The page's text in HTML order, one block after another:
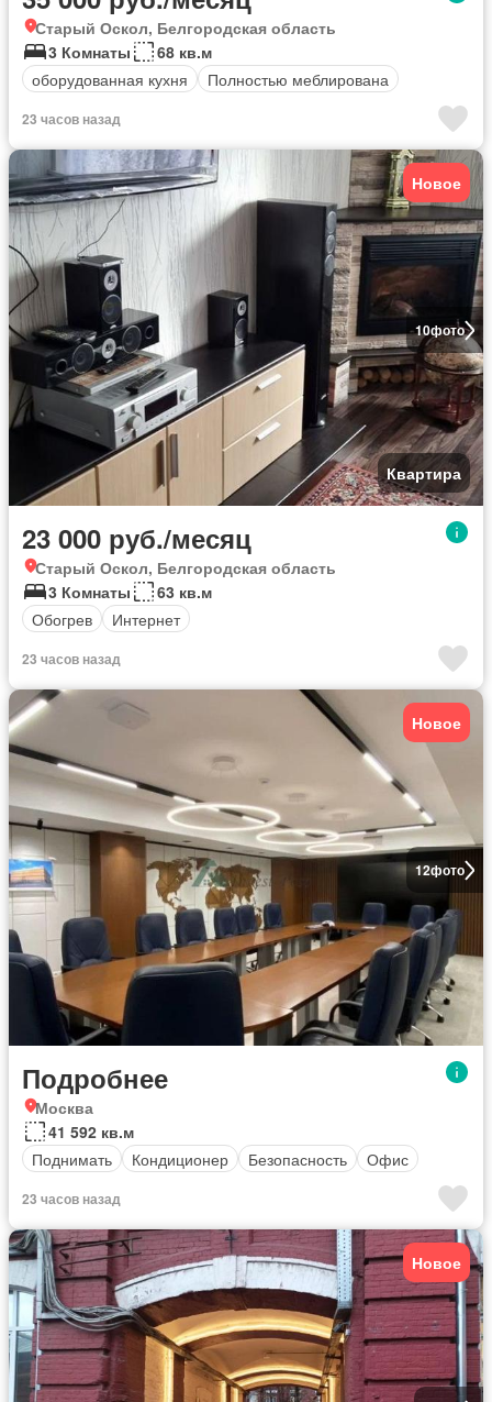
Старый Оскол, Белгородская область
3 Комнаты
68 кв.м
оборудованная кухня
Полностью меблирована
23 часов назад
10фото
Новое
Квартира
23 000 руб./месяц
Старый Оскол, Белгородская область
3 Комнаты
63 кв.м
Обогрев
Интернет
23 часов назад
12фото
Новое
Подробнее
Москва
41 592 кв.м
Поднимать
Кондиционер Безопасность Офис
23 часов назад
Новое